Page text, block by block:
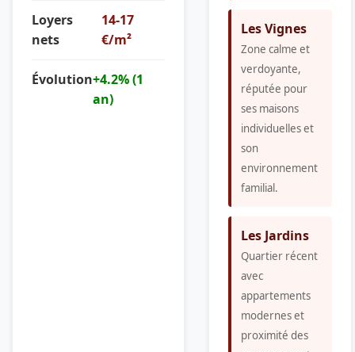
Loyers
nets
14-17
€/m²
Évolution+4.2% (1
an)
Les Vignes
Zone calme et
verdoyante,
réputée pour
ses maisons
individuelles et
son
environnement
familial.
Les Jardins
Quartier récent
avec
appartements
modernes et
proximité des